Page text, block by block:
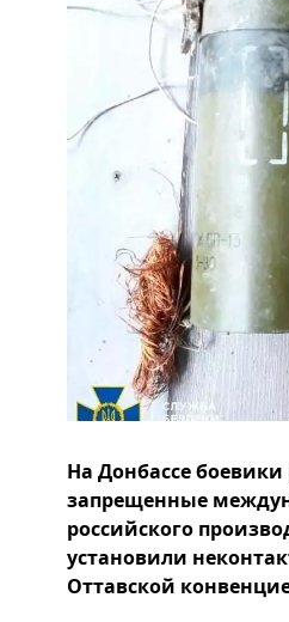
На Донбассе
запрещенные
российского
установили
Оттавской